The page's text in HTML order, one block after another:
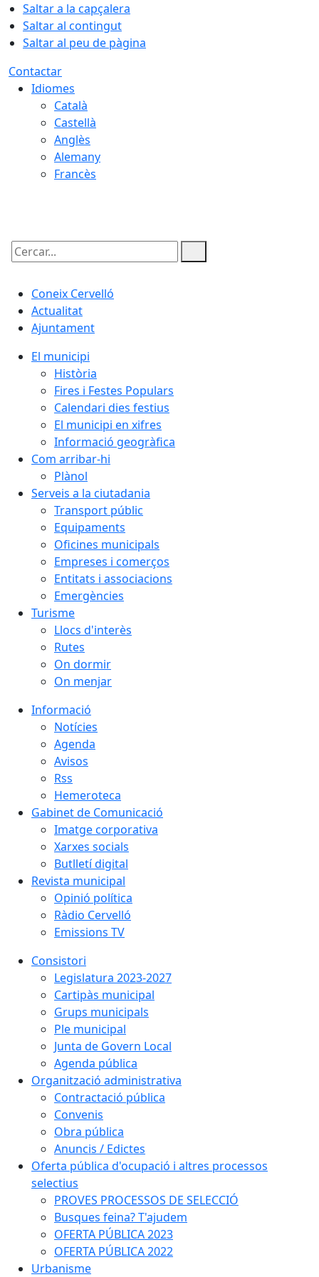
Saltar a la capçalera
Saltar al contingut
Saltar al peu de pàgina
Contactar
Idiomes
Català
Castellà
Anglès
Alemany
Francès
Cercar:
Coneix Cervelló
Actualitat
Ajuntament
El municipi
Història
Fires i Festes Populars
Calendari dies festius
El municipi en xifres
Informació geogràfica
Com arribar-hi
Plànol
Serveis a la ciutadania
Transport públic
Equipaments
Oficines municipals
Empreses i comerços
Entitats i associacions
Emergències
Turisme
Llocs d'interès
Rutes
On dormir
On menjar
Informació
Notícies
Agenda
Avisos
Rss
Hemeroteca
Gabinet de Comunicació
Imatge corporativa
Xarxes socials
Butlletí digital
Revista municipal
Opinió política
Ràdio Cervelló
Emissions TV
Consistori
Legislatura 2023-2027
Cartipàs municipal
Grups municipals
Ple municipal
Junta de Govern Local
Agenda pública
Organització administrativa
Contractació pública
Convenis
Obra pública
Anuncis / Edictes
Oferta pública d'ocupació i altres processos
selectius
PROVES PROCESSOS DE SELECCIÓ
Busques feina? T'ajudem
OFERTA PÚBLICA 2023
OFERTA PÚBLICA 2022
Urbanisme